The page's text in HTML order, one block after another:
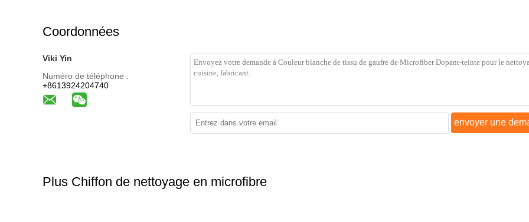
Coordonnées
Viki Yin
Numéro de téléphone :
+8613924204740
envoyer une
Plus Chiffon de nettoyage en microfibre